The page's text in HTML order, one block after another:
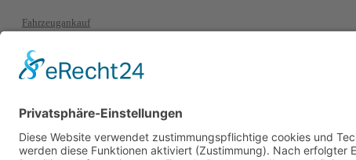
Fahrzeugankauf
Serviceleistungen
+49 69 93995770
+49 69 93995779
info@caroutlet24.de